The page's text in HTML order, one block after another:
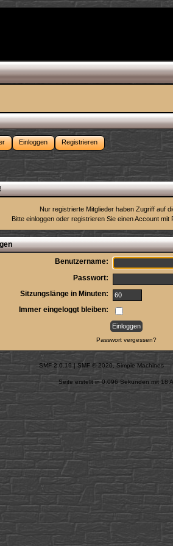
Einloggen Registrieren
Nur registrierte Mitglieder haben Zugriff auf
Bitte einloggen oder registrieren Sie einen Account mit
Benutzername:
Passwort:
Sitzungslänge in Minuten:
Immer eingeloggt bleiben:
Passwort vergessen?
SMF 2.0.19| SMF © 2020 Simple Machines
Seite erstellt in 0.096 Sekunden mit 18